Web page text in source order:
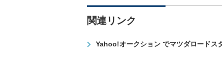
関連リンク
Yahoo!オークション でマツダロードス